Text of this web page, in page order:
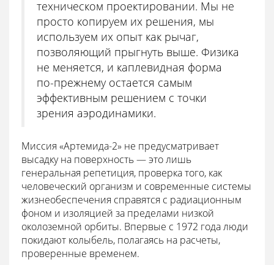
техническом проектировании. Мы не
просто копируем их решения, мы
используем их опыт как рычаг,
позволяющий прыгнуть выше. Физика
не меняется, и каплевидная форма
по-прежнему остается самым
эффективным решением с точки
зрения аэродинамики.
Миссия «Артемида-2» не предусматривает
высадку на поверхность — это лишь
генеральная репетиция, проверка того, как
человеческий организм и современные системы
жизнеобеспечения справятся с радиационным
фоном и изоляцией за пределами низкой
околоземной орбиты. Впервые с 1972 года люди
покидают колыбель, полагаясь на расчеты,
проверенные временем.